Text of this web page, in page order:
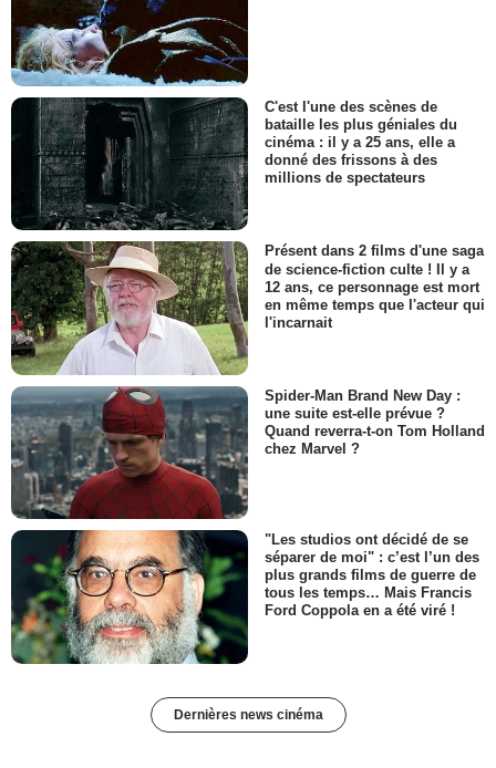
C'est l'une des scènes de
bataille les plus géniales du
cinéma : il y a 25 ans, elle a
donné des frissons à des
millions de spectateurs
Présent dans 2 films d'une saga
de science-fiction culte ! Il y a
12 ans, ce personnage est mort
en même temps que l'acteur qui
l'incarnait
Spider-Man Brand New Day :
une suite est-elle prévue ?
Quand reverra-t-on Tom Holland
chez Marvel ?
"Les studios ont décidé de se
séparer de moi" : c’est l’un des
plus grands films de guerre de
tous les temps… Mais Francis
Ford Coppola en a été viré !
Dernières news cinéma